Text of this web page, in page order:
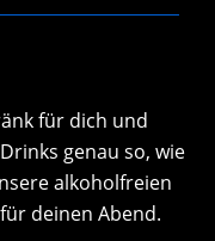
für dich und
genau so, wie
alkoholfreien
deinen Abend.